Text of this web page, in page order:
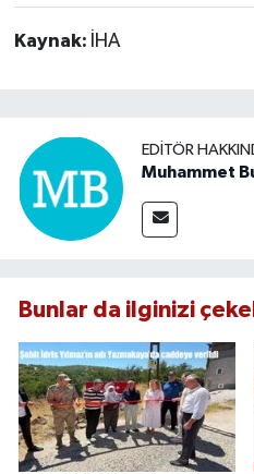
Kaynak: İHA
EDITÖR
Muhammet
Bunlar da ilginizi